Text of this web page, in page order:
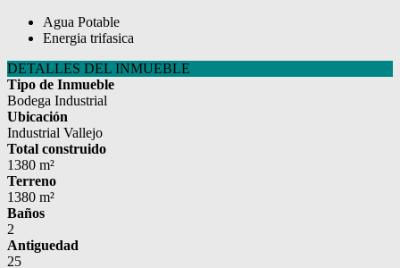
Agua Potable
Energia trifasica
DETALLES DEL INMUEBLE
Tipo de Inmueble
Bodega Industrial
Ubicación
Industrial Vallejo
Total construido
1380 m²
Terreno
1380 m²
Baños
2
Antiguedad
25